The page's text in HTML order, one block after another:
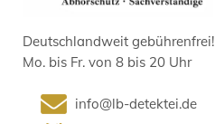
Deutschlandweit gebührenfrei!
Mo. bis Fr. von 8 bis 20 Uhr
info@lb-detektei.de